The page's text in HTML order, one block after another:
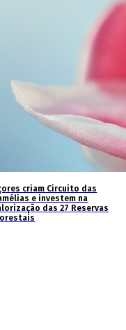
criam Circuito das
e investem na
das 27 Reservas